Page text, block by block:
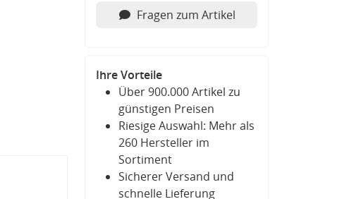
Fragen zum Artikel
Ihre Vorteile
Über 900.000 Artikel zu
günstigen Preisen
Riesige Auswahl: Mehr als
260 Hersteller im
Sortiment
Sicherer Versand und
schnelle Lieferung